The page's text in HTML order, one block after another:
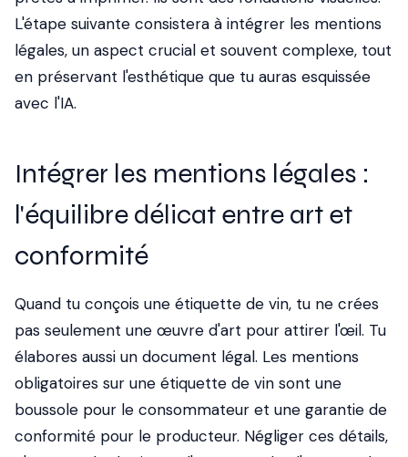
L'étape suivante consistera à intégrer les mentions
légales, un aspect crucial et souvent complexe, tout
en préservant l'esthétique que tu auras esquissée
avec l'IA.
Intégrer les mentions légales :
l'équilibre délicat entre art et
conformité
Quand tu conçois une étiquette de vin, tu ne crées
pas seulement une œuvre d'art pour attirer l'œil. Tu
élabores aussi un document légal. Les mentions
obligatoires sur une étiquette de vin sont une
boussole pour le consommateur et une garantie de
conformité pour le producteur. Négliger ces détails,